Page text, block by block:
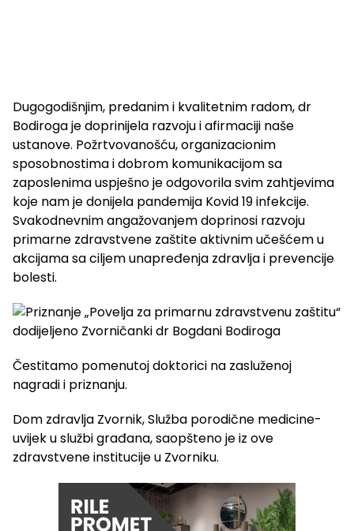
Dugogodišnjim, predanim i kvalitetnim radom, dr
Bodiroga je doprinijela razvoju i afirmaciji naše
ustanove. Požrtvovanošću, organizacionim
sposobnostima i dobrom komunikacijom sa
zaposlenima uspješno je odgovorila svim zahtjevima
koje nam je donijela pandemija Kovid 19 infekcije.
Svakodnevnim angažovanjem doprinosi razvoju
primarne zdravstvene zaštite aktivnim učešćem u
akcijama sa ciljem unapređenja zdravlja i prevencije
bolesti.
Čestitamo pomenutoj doktorici na zasluženoj
nagradi i priznanju.
Dom zdravlja Zvornik, Služba porodične medicine-
uvijek u službi građana, saopšteno je iz ove
zdravstvene institucije u Zvorniku.